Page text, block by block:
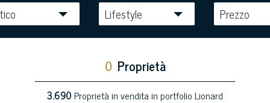
Lifestyle Prezzo
0 Proprietà
3.690Proprietà in vendita in portfolio Lionard